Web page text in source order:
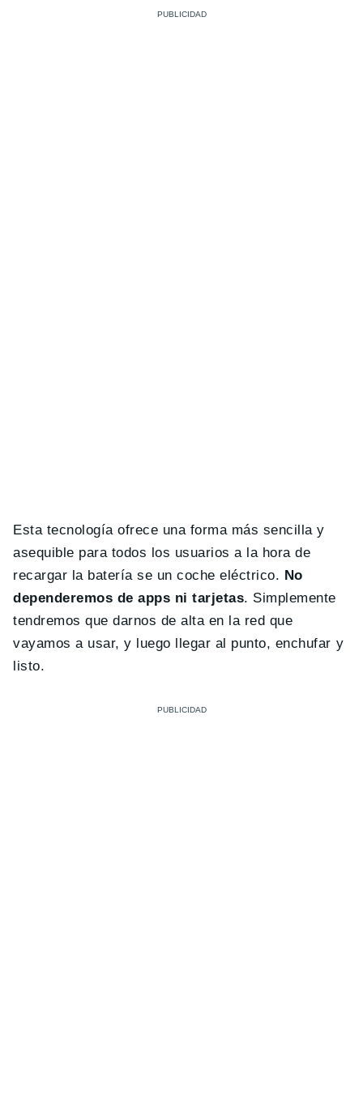
Esta tecnología ofrece una forma más sencilla y
asequible para todos los usuarios a la hora de
recargar la batería se un coche eléctrico. No
dependeremos de apps ni tarjetas. Simplemente
tendremos que darnos de alta en la red que
vayamos a usar, y luego llegar al punto, enchufar y
listo.